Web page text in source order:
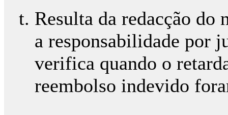
Resulta da redacção do
a responsabilidade por
verifica quando o
reembolso indevido